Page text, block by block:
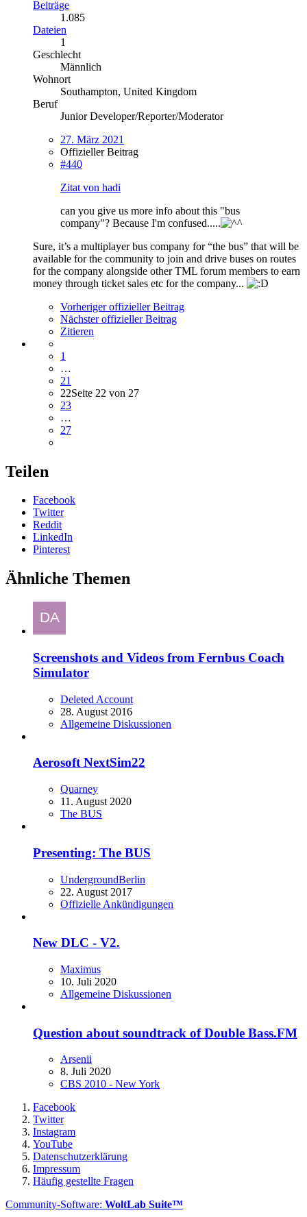
Beiträge
1.085
Dateien
1
Geschlecht
Männlich
Wohnort
Southampton, United Kingdom
Beruf
Junior Developer/Reporter/Moderator
27. März 2021
Offizieller Beitrag
#440
Zitat von hadi
can you give us more info about this "bus
company"? Because I'm confused.....
Sure, it’s a multiplayer bus company for “the bus” that will be
available for the community to join and drive buses on routes
for the company alongside other TML forum members to earn
money through ticket sales etc for the company...
Vorheriger offizieller Beitrag
Nächster offizieller Beitrag
Zitieren
1
…
21
22Seite 22 von 27
23
…
27
Teilen
Facebook
Twitter
Reddit
LinkedIn
Pinterest
Ähnliche Themen
Screenshots and Videos from Fernbus Coach
Simulator
Deleted Account
28. August 2016
Allgemeine Diskussionen
Aerosoft NextSim22
Quarney
11. August 2020
The BUS
Presenting: The BUS
UndergroundBerlin
22. August 2017
Offizielle Ankündigungen
New DLС - V2.
Maximus
10. Juli 2020
Allgemeine Diskussionen
Question about soundtrack of Double Bass.FM
Arsenii
8. Juli 2020
CBS 2010 - New York
Facebook
Twitter
Instagram
YouTube
Datenschutzerklärung
Impressum
Häufig gestellte Fragen
Community-Software: WoltLab Suite™